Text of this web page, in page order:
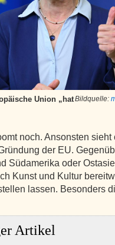
Bildquelle:
Union „hat
noch. Ansonsten
der EU.
Südamerika oder
Kunst und Kultur
lassen. Besonders
Artikel